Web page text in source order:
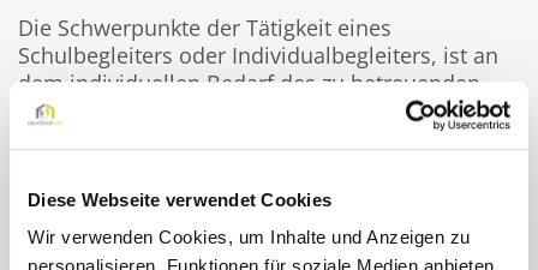
Diese Webseite verwendet Cookies
Wir verwenden Cookies, um Inhalte und Anzeigen zu
Die Schwerpunkte der Tätigkeit eines
Schulbegleiters oder Individualbegleiters, ist an
dem individuellen Bedarf des zu betreuenden
Kindes oder Jugendlichen ausgerichtet. Neben
den Eltern beauftragt uns das zuständige Amt mit
Wichtige Partner sind für uns die Lehrer,